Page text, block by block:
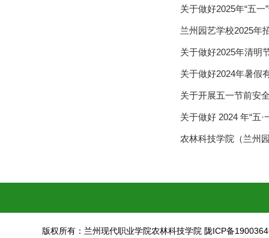
关于做好2025年“五
兰州园艺学校2025年
关于做好2025年清明
关于做好2024年暑假
关于开展五一节前安
关于做好 2024 年“五
农林科技学院（兰州
版权所有：兰州现代职业学院农林科技学院 陇ICP备